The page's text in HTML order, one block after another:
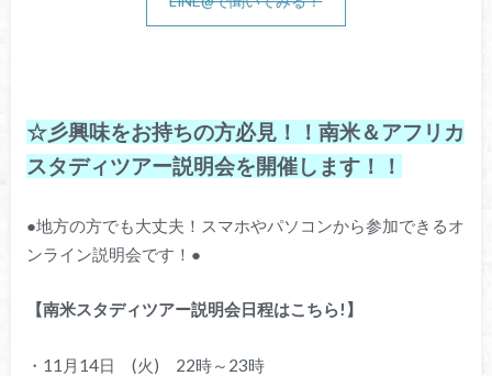
☆彡興味をお持ちの方必見！！南米＆アフリカ
スタディツアー説明会を開催します！！
●地方の方でも大丈夫！スマホやパソコンから参加できるオ
ンライン説明会です！●
【南米スタディツアー説明会日程はこちら!】
・11月14日 (火) 22時～23時